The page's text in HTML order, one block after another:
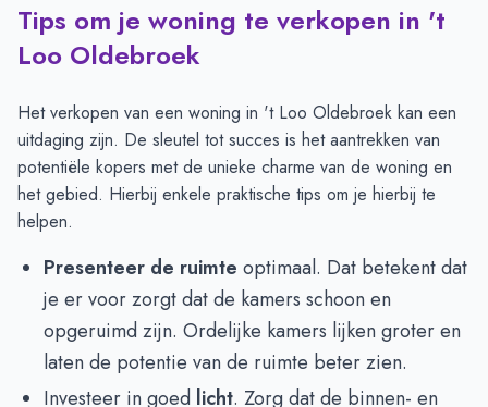
Tips om je woning te verkopen in 't
Loo Oldebroek
Het verkopen van een woning in 't Loo Oldebroek kan een
uitdaging zijn. De sleutel tot succes is het aantrekken van
potentiële kopers met de unieke charme van de woning en
het gebied. Hierbij enkele praktische tips om je hierbij te
helpen.
Presenteer de ruimte optimaal. Dat betekent dat
je er voor zorgt dat de kamers schoon en
opgeruimd zijn. Ordelijke kamers lijken groter en
laten de potentie van de ruimte beter zien.
Investeer in goed licht. Zorg dat de binnen- en